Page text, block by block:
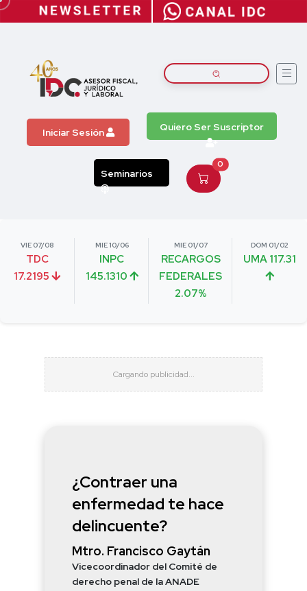
Iniciar Sesión Quiero Ser Suscriptor
Seminarios
0
VIE 07/08
TDC
17.2195
MIE 10/06
INPC
145.1310
MIE 01/07
RECARGOS
FEDERALES
2.07%
DOM 01/02
UMA 117.31
¿Contraer una
enfermedad te hace
delincuente?
Mtro. Francisco Gaytán
Vicecoordinador del Comité de
derecho penal de la ANADE